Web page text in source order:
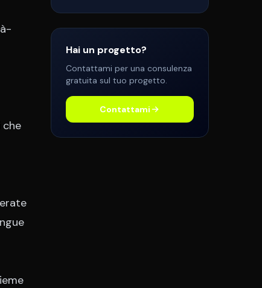
che
Hai un progetto?
Contattami per una consulenza
gratuita sul tuo progetto.
Contattami